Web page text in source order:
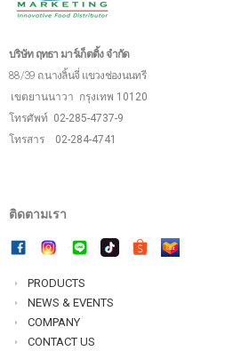
บริษัท ฤทธา มาร์เก็ตติ้ง จำกัด
88/39 ถ.นางลิ้นจี่ แขวงช่องนนทรี
เขตยานนาวา กรุงเทพ 10120
โทรศัพท์ 02-285-4737-9
โทรสาร 02-284-4741
ติดตามเรา
PRODUCTS
NEWS & EVENTS
COMPANY
CONTACT US